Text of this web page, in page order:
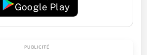
Google Play